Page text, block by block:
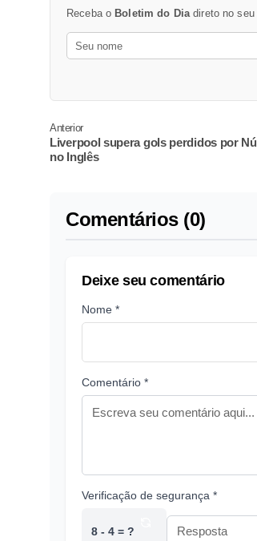
Receba o Boletim do Diadireto no seu
Anterior
Liverpool supera gols perdidos por
no Inglês
Comentários (0)
Deixe seu comentário
Nome *
Comentário *
Verificação de segurança *
8 - 4 = ?